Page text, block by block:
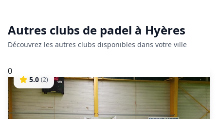
Autres clubs de padel à Hyères
Découvrez les autres clubs disponibles dans votre ville
0
5.0 (2)